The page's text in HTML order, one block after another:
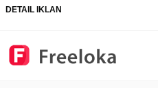
DETAIL IKLAN